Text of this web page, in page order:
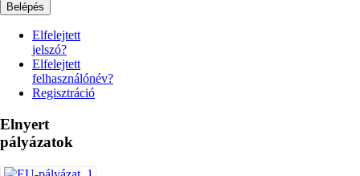
Belépés
Elfelejtett
jelszó?
Elfelejtett
felhasználónév?
Regisztráció
Elnyert
pályázatok